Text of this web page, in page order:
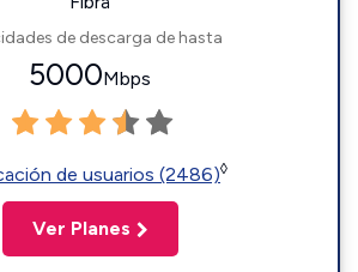
de descarga de hasta
5000Mbps
de usuarios (2486)◊
Ver Planes